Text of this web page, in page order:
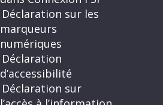
Déclaration sur les
marqueurs
numériques
Déclaration
d’accessibilité
Déclaration sur